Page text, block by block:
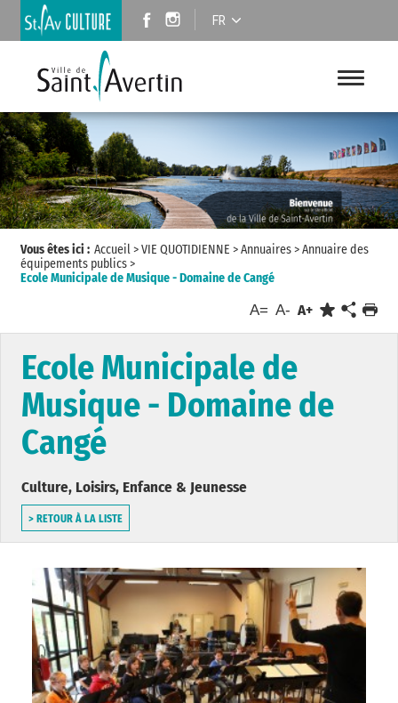
FR
Vous êtes ici : Accueil>VIE QUOTIDIENNE >Annuaires>Annuaire des
équipements publics>
Ecole Municipale de Musique - Domaine de Cangé
A= A- A+
Ecole Municipale de
Musique - Domaine de
Cangé
Culture, Loisirs, Enfance & Jeunesse
> RETOUR À LA LISTE